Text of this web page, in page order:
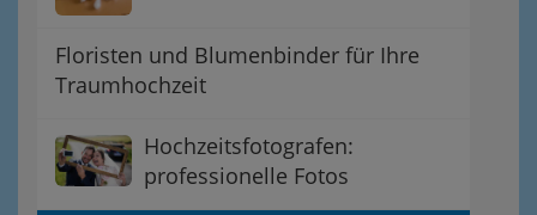
Floristen und Blumenbinder für Ihre
Traumhochzeit
Hochzeitsfotografen:
professionelle Fotos